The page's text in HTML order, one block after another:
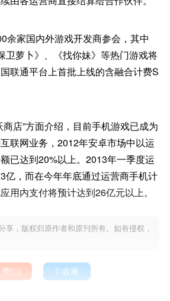
家国内外游戏开发商参会，其中
卫萝卜》、《找你妹》等热门游戏将
联通平台上首批上线的含融合计费S
店”方面介绍，目前手机游戏已成为
联网业务，2012年安卓市场中以运
已达到20%以上。2013年一季度运
亿，而在今年年底通过运营商手机计
用内支付将预计达到26亿元以上。
享，版权归原作者和原刊所有。如有侵权，
赞()  收藏